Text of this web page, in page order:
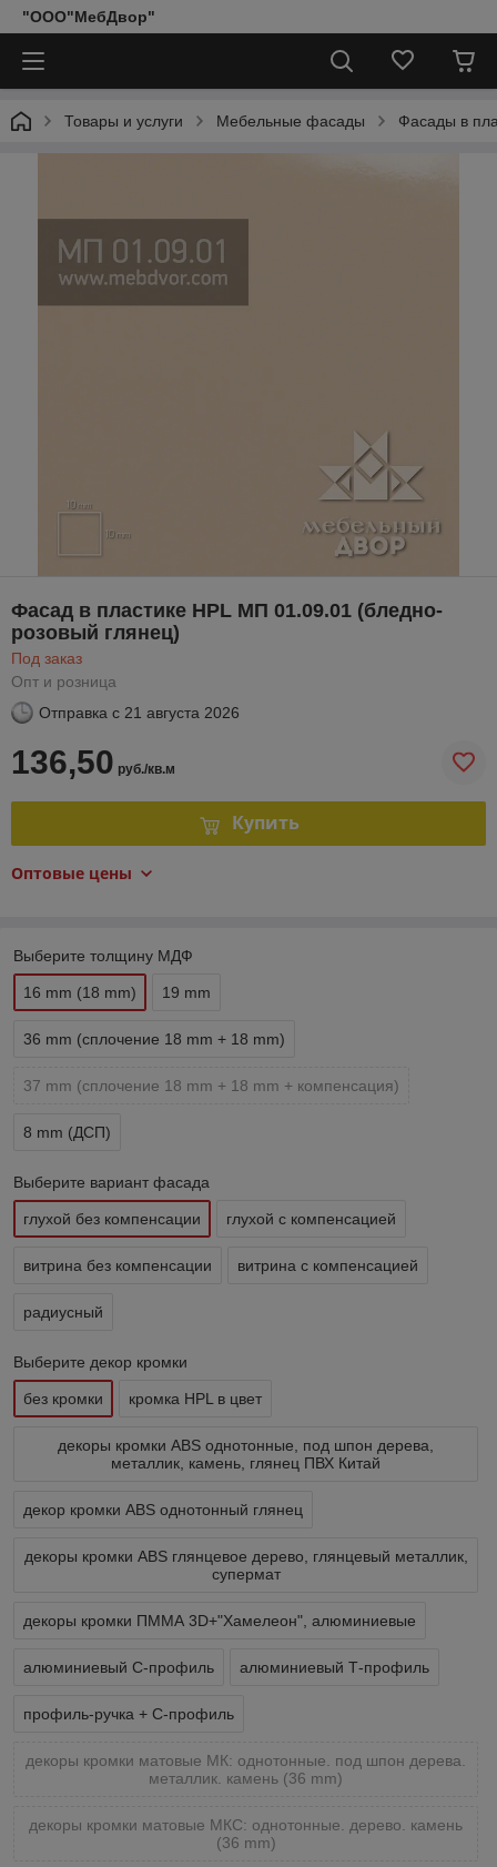
"ООО"МебДвор"
Товары и услуги Мебельные фасады Фасады в
Фасад в пластике HPL МП 01.09.01 (бледно-
розовый глянец)
Под заказ
Опт и розница
Отправка с 21 августа 2026
136,50 руб./кв.м
Купить
Оптовые цены
Выберите толщину МДФ
16 mm (18 mm) 19 mm
36 mm (сплочение 18 mm + 18 mm)
37 mm (сплочение 18 mm + 18 mm + компенсация)
8 mm (ДСП)
Выберите вариант фасада
глухой без компенсации глухой с компенсацией
витрина без компенсации витрина с компенсацией
радиусный
Выберите декор кромки
без кромки кромка HPL в цвет
декоры кромки ABS однотонные, под шпон дерева,
металлик, камень, глянец ПВХ Китай
декор кромки ABS однотонный глянец
декоры кромки ABS глянцевое дерево, глянцевый металлик,
супермат
декоры кромки ПММА 3D+"Хамелеон", алюминиевые
алюминиевый С-профиль алюминиевый Т-профиль
профиль-ручка + С-профиль
декоры кромки матовые МК: однотонные. под шпон дерева.
металлик. камень (36 mm)
декоры кромки матовые МКС: однотонные. дерево. камень
(36 mm)